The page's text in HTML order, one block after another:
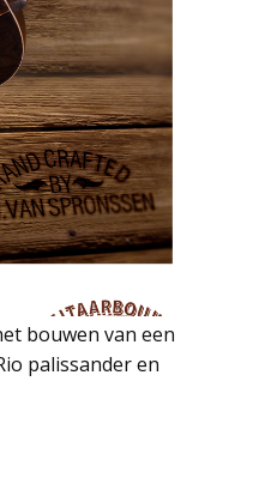
bouwen van een
palissander en